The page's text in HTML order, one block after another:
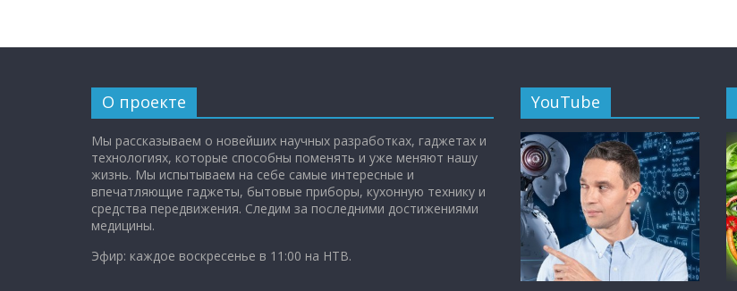
О проекте
Мы рассказываем о новейших научных разработках, гаджетах и
технологиях, которые способны поменять и уже меняют нашу
жизнь. Мы испытываем на себе самые интересные и
впечатляющие гаджеты, бытовые приборы, кухонную технику и
средства передвижения. Следим за последними достижениями
медицины.
Эфир: каждое воскресенье в 11:00 на НТВ.
YouTube